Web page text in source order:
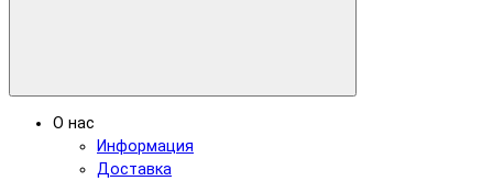
О нас
Информация
Доставка